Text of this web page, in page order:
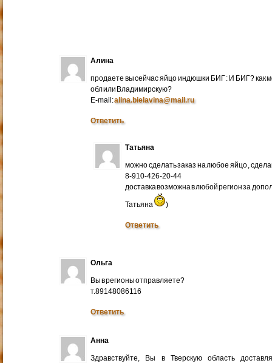
Алина
продаете вы сейчас яйцо индюшки БИГ : И БИГ? как
обл или Владимирскую?
E-mail:alina.bielavina@mail.ru
Ответить
Татьяна
можно сделать заказ на любое яйцо ,
8-910-426-20-44
доставка возможна в любой регион за
Татьяна )
Ответить
Ольга
Вы в регионы отправляете?
т.89148086116
Ответить
Анна
Здравствуйте, Вы в Тверскую область